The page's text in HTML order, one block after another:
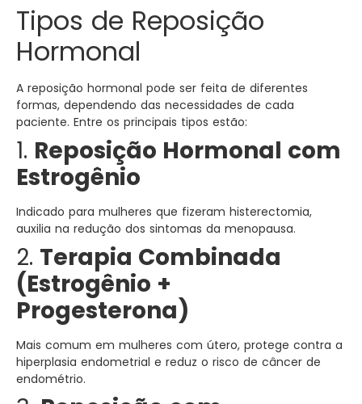
Tipos de Reposição
Hormonal
A reposição hormonal pode ser feita de diferentes
formas, dependendo das necessidades de cada
paciente. Entre os principais tipos estão:
1. Reposição Hormonal com
Estrogênio
Indicado para mulheres que fizeram histerectomia,
auxilia na redução dos sintomas da menopausa.
2. Terapia Combinada
(Estrogênio +
Progesterona)
Mais comum em mulheres com útero, protege contra a
hiperplasia endometrial e reduz o risco de câncer de
endométrio.